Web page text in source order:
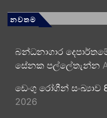
නවතම
බන්ධනාගාර
සේනක පල්ලේතැන්න
ඩෙංගු රෝගීන් සංඛ්‍යාව
2026